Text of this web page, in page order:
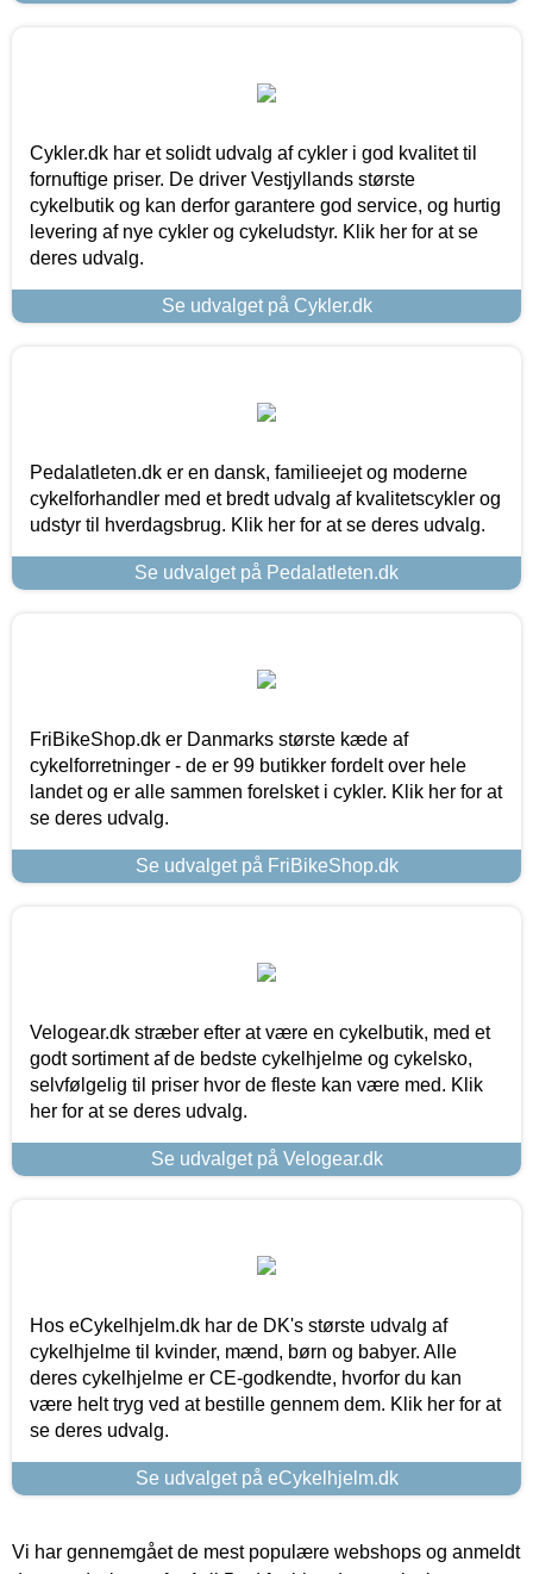
Cykler.dk har et solidt udvalg af cykler i god kvalitet til
fornuftige priser. De driver Vestjyllands største
cykelbutik og kan derfor garantere god service, og hurtig
levering af nye cykler og cykeludstyr. Klik her for at se
deres udvalg.
Se udvalget på Cykler.dk
Pedalatleten.dk er en dansk, familieejet og moderne
cykelforhandler med et bredt udvalg af kvalitetscykler og
udstyr til hverdagsbrug. Klik her for at se deres udvalg.
Se udvalget på Pedalatleten.dk
FriBikeShop.dk er Danmarks største kæde af
cykelforretninger - de er 99 butikker fordelt over hele
landet og er alle sammen forelsket i cykler. Klik her for at
se deres udvalg.
Se udvalget på FriBikeShop.dk
Velogear.dk stræber efter at være en cykelbutik, med et
godt sortiment af de bedste cykelhjelme og cykelsko,
selvfølgelig til priser hvor de fleste kan være med. Klik
her for at se deres udvalg.
Se udvalget på Velogear.dk
Hos eCykelhjelm.dk har de DK's største udvalg af
cykelhjelme til kvinder, mænd, børn og babyer. Alle
deres cykelhjelme er CE-godkendte, hvorfor du kan
være helt tryg ved at bestille gennem dem. Klik her for at
se deres udvalg.
Se udvalget på eCykelhjelm.dk
Vi har gennemgået de mest populære webshops og anmeldt